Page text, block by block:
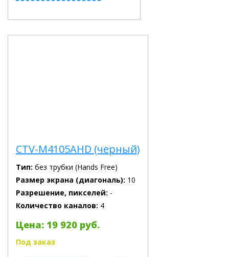
CTV-M4105AHD (черный)
Тип: без трубки (Hands Free)
Размер экрана (диагональ): 10
Разрешение, пикселей: -
Количество каналов: 4
Цена: 19 920 руб.
Под заказ